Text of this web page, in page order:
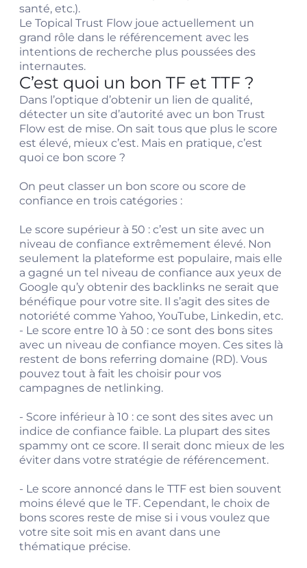
santé, etc.).
Le Topical Trust Flow joue actuellement un
grand rôle dans le référencement avec les
intentions de recherche plus poussées des
internautes.
C’est quoi un bon TF et TTF ?
Dans l’optique d’obtenir un lien de qualité,
détecter un site d’autorité avec un bon Trust
Flow est de mise. On sait tous que plus le score
est élevé, mieux c’est. Mais en pratique, c’est
quoi ce bon score ?
On peut classer un bon score ou score de
confiance en trois catégories :
Le score supérieur à 50 : c’est un site avec un
niveau de confiance extrêmement élevé. Non
seulement la plateforme est populaire, mais elle
a gagné un tel niveau de confiance aux yeux de
Google qu’y obtenir des backlinks ne serait que
bénéfique pour votre site. Il s’agit des sites de
notoriété comme Yahoo, YouTube, Linkedin, etc.
- Le score entre 10 à 50 : ce sont des bons sites
avec un niveau de confiance moyen. Ces sites là
restent de bons referring domaine (RD). Vous
pouvez tout à fait les choisir pour vos
campagnes de netlinking.
- Score inférieur à 10 : ce sont des sites avec un
indice de confiance faible. La plupart des sites
spammy ont ce score. Il serait donc mieux de les
éviter dans votre stratégie de référencement.
- Le score annoncé dans le TTF est bien souvent
moins élevé que le TF. Cependant, le choix de
bons scores reste de mise si i vous voulez que
votre site soit mis en avant dans une
thématique précise.